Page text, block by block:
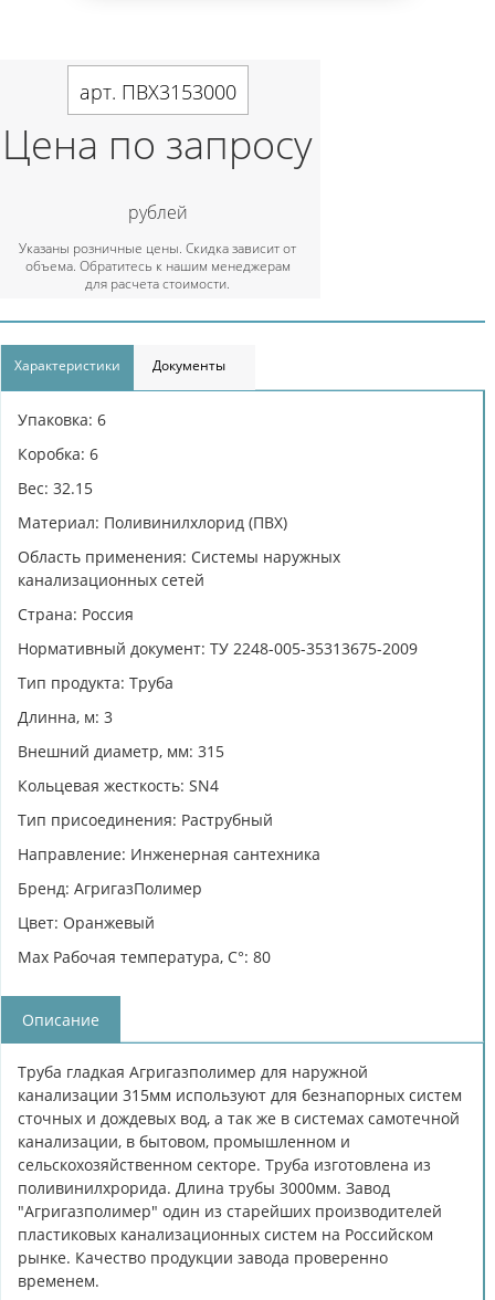
арт. ПВХ3153000
Цена по запросу
рублей
Указаны розничные цены. Скидка зависит от
объема. Обратитесь к нашим менеджерам
для расчета стоимости.
Характеристики Документы
Упаковка: 6
Коробка: 6
Вес: 32.15
Материал: Поливинилхлорид (ПВХ)
Область применения: Системы наружных
канализационных сетей
Страна: Россия
Нормативный документ: ТУ 2248-005-35313675-2009
Тип продукта: Труба
Длинна, м: 3
Внешний диаметр, мм: 315
Кольцевая жесткость: SN4
Тип присоединения: Раструбный
Направление: Инженерная сантехника
Бренд: АгригазПолимер
Цвет: Оранжевый
Max Рабочая температура, C°: 80
Описание
Труба гладкая Агригазполимер для наружной
канализации 315мм используют для безнапорных систем
сточных и дождевых вод, а так же в системах самотечной
канализации, в бытовом, промышленном и
сельскохозяйственном секторе. Труба изготовлена из
поливинилхрорида. Длина трубы 3000мм. Завод
"Агригазполимер" один из старейших производителей
пластиковых канализационных систем на Российском
рынке. Качество продукции завода проверенно
временем.